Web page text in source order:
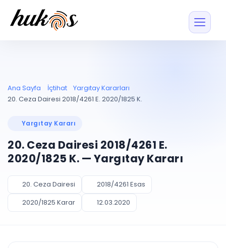
Entegrasyonu
UYAP ile otomatik
UYAP Evrak
Entegrasyonu
UETS Entegrasyonu
Tebligatları anında
Müvekkil ve taraf
Vekalet
PLANLAMA & TAKİP
Pano ve Takip
Blog
Ücretsiz Başlayın Giriş Yap
Ana Sayfa İçtihat
Yargıtay Kararları
20. Ceza Dairesi 2018/4261 E. 2020/1825 K.
Yargıtay Kararı
20. Ceza Dairesi 2018/4261 E.
2020/1825 K. — Yargıtay Kararı
20. Ceza Dairesi
2018/4261 Esas
2020/1825 Karar
12.03.2020